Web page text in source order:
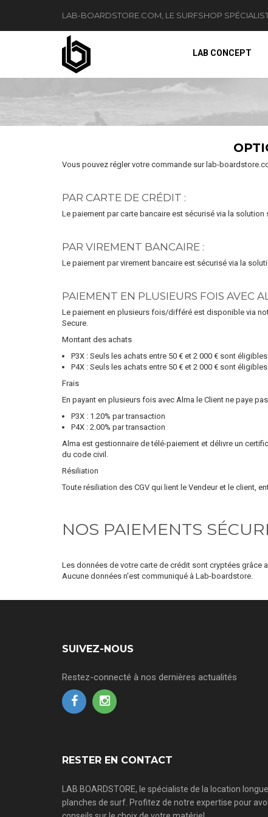
LAB-BOARDSTORE.COM, LE SURFSHOP
LAB CONCEPT
Vous pouvez régler votre commande sur lab-
PAR CARTE DE CRÉDIT :
Le paiement par carte bancaire est sécurisé via la
PAR VIREMENT BANCAIRE :
Le paiement par virement bancaire est sécurisé via la
PAIEMENT EN PLUSIEURS FOIS AVEC
Le paiement en plusieurs fois/différé est disponible via
Secure.
Montant des achats
P3X : Seuls les achats entre 50 € et 2 000 € sont
P4X : Seuls les achats entre 50 € et 2 000 € sont
Frais
En payant en plusieurs fois avec Alma le Client ne paye
P3X : 1.20% par transaction
P4X : 2.00% par transaction
Alma est gestionnaire de télé-paiement et délivre un
du code civil.
Résiliation
Toute résiliation des CGV qui lient le Vendeur et le client,
NOS PAIEMENTS
Les données de votre carte de crédit sont cryptées grâce
Aucune données n'est communiqué à Lab-boardstore.
SUIVEZ-NOUS
Restez-connecté à nos dernières actualités
RESTER EN CONTACT
LAB BOARDSTORE, le spécialiste de la location
planches de surf. Profitez de notre expertise pour